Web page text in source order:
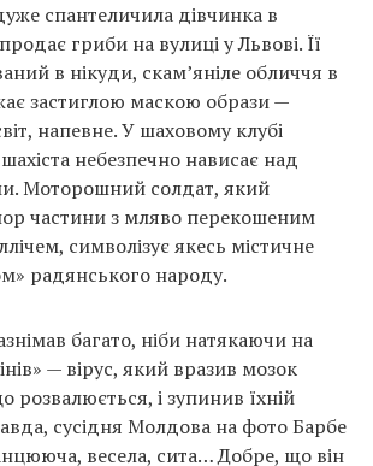
спантеличила дівчинка в
гриби на вулиці у Львові. Її
в нікуди, скам’яніле обличчя в
застиглою маскою образи —
напевне. У шаховому клубі
небезпечно нависає над
Моторошний солдат, який
частини з мляво перекошеним
символізує якесь містичне
радянського народу.
багато, ніби натякаючи на
— вірус, який вразив мозок
розвалюється, і зупинив їхній
сусідня Молдова на фото Барбе
весела, сита… Добре, що він